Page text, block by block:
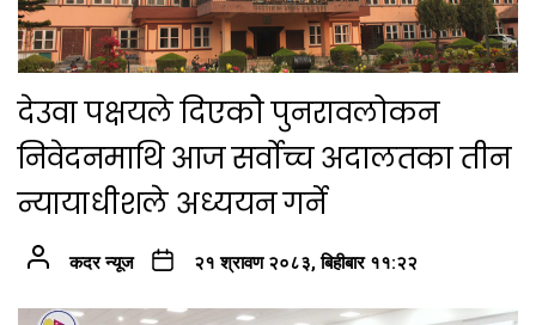
देउवा पक्षयले दिएकोे पुनरावलोकन
निवेदनमाथि आज सर्वोच्च अदालतका तीन
न्यायाधीशले अध्ययन गर्ने
कदर न्यूज २१ श्रावण २०८३, बिहीबार ११:२२